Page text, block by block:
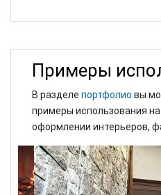
Примеры
В разделе портфолио вы
примеры использования
оформлении интерьеров,